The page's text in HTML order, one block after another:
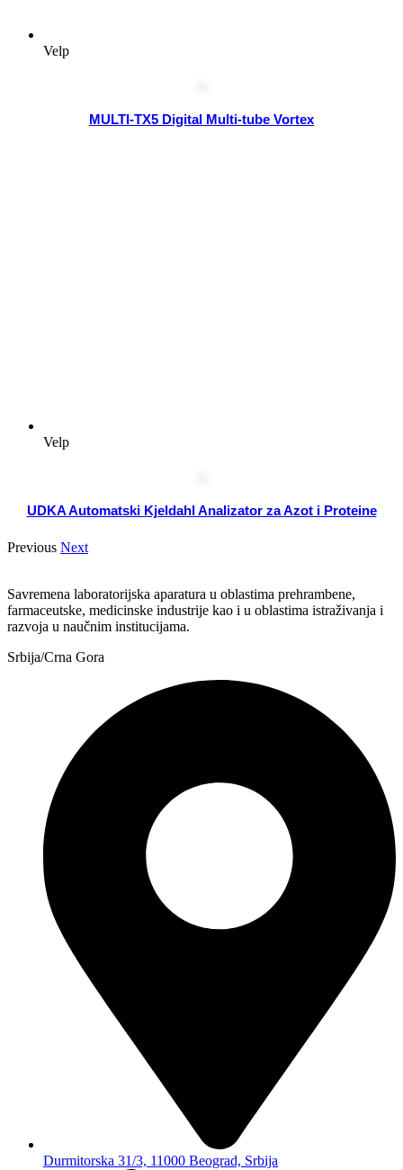
Velp
MULTI-TX5 Digital Multi-tube Vortex
Velp
UDKA Automatski Kjeldahl Analizator za Azot i Proteine
Previous Next
Savremena laboratorijska aparatura u oblastima prehrambene,
farmaceutske, medicinske industrije kao i u oblastima istraživanja i
razvoja u naučnim institucijama.
Srbija/Crna Gora
Durmitorska 31/3, 11000 Beograd, Srbija